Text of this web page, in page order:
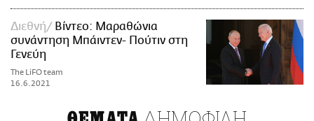
Διεθνή
Βίντεο: Μαραθώνια
συνάντηση Μπάιντεν- Πούτιν στη
Γενεύη
The LiFO team
16.6.2021